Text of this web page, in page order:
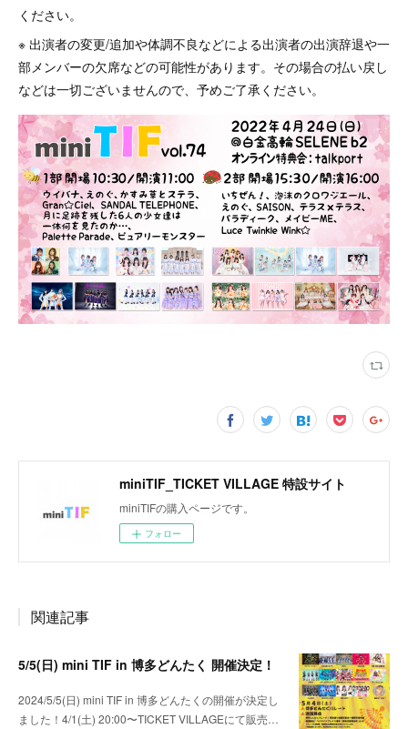
ください。
※ 出演者の変更/追加や体調不良などによる出演者の出演辞退や一
部メンバーの欠席などの可能性があります。その場合の払い戻し
などは一切ございませんので、予めご了承ください。
miniTIF_TICKET VILLAGE 特設サイト
miniTIFの購入ページです。
フォロー
関連記事
5/5(日) mini TIF in 博多どんたく 開催決定！
2024/5/5(日) mini TIF in 博多どんたくの開催が決定し
ました！4/1(土) 20:00〜TICKET VILLAGEにて販売…